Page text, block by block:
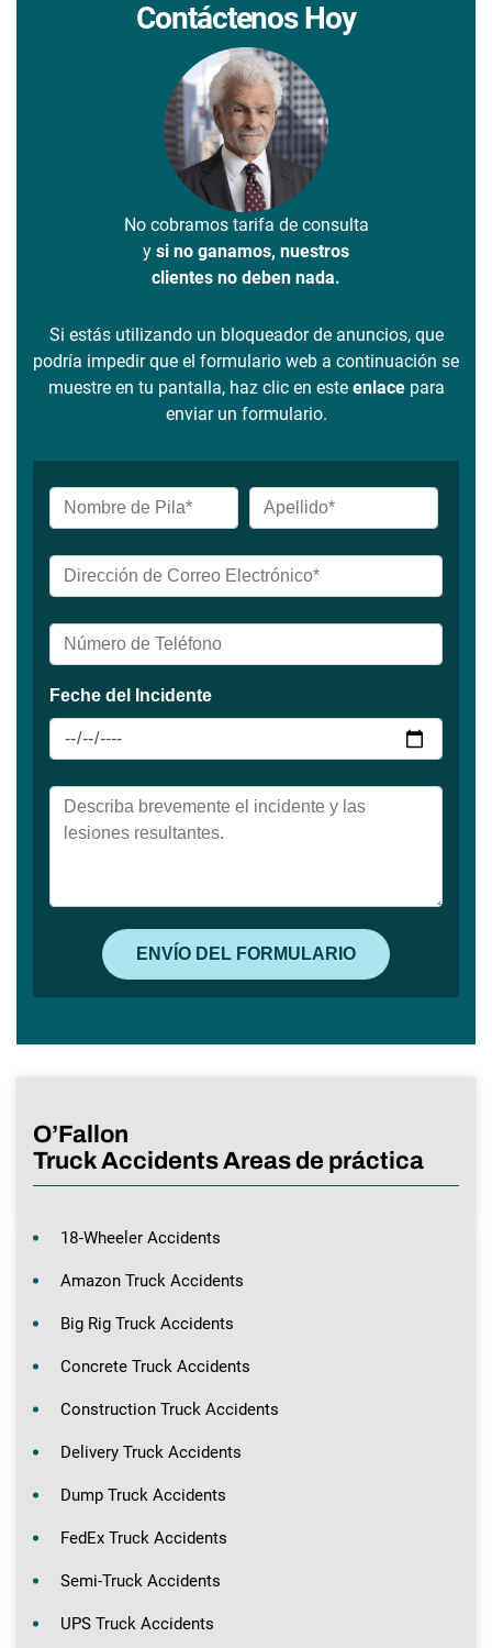
Contáctenos Hoy
No cobramos tarifa de consulta
y si no ganamos, nuestros
clientes no deben nada.
Si estás utilizando un bloqueador de anuncios, que
podría impedir que el formulario web a continuación se
muestre en tu pantalla, haz clic en este enlacepara
enviar un formulario.
O’Fallon
Truck Accidents Areas de práctica
18-Wheeler Accidents
Amazon Truck Accidents
Big Rig Truck Accidents
Concrete Truck Accidents
Construction Truck Accidents
Delivery Truck Accidents
Dump Truck Accidents
FedEx Truck Accidents
Semi-Truck Accidents
UPS Truck Accidents